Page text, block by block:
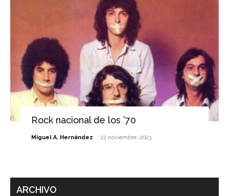
Rock nacional de los ’70
Miguel A. Hernández - 22 noviembre, 2023
ARCHIVO